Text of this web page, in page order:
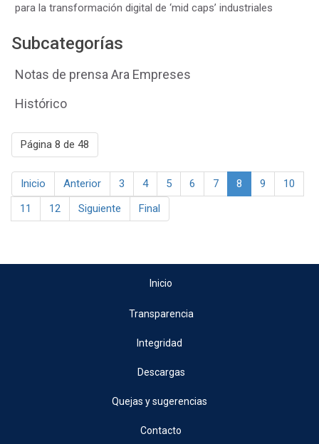
para la transformación digital de ‘mid caps’ industriales
Subcategorías
Notas de prensa Ara Empreses
Histórico
Página 8 de 48
Inicio Anterior 3 4 5 6 7 8 9
10
11
12 Siguiente Final
Inicio
Transparencia
Integridad
Descargas
Quejas y sugerencias
Contacto